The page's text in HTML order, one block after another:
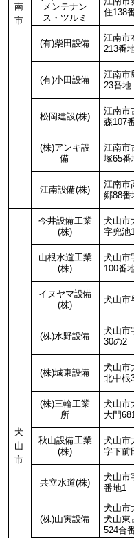
南
市
メンテナン
ス・ツルミ
住138
(有)柴田設備
江南市
213番
(有)小田設備
江南市
23番地
松岡建設(株)
江南市
森107
(株)アンキ設
備
江南市
塚65番
江南設備(株)
江南市
郷88番
犬
山
市
今井設備工業
(株)
犬山市
字兜池
山根水道工業
(株)
犬山市
100番
イヌヤマ設備
(株)
犬山市
(株)水野設備
犬山市
30の2
(株)城東設備
犬山市
北中根
(株)三輪工業
所
犬山市
大門
秋山設備工業
(株)
犬山市
字下前
共立水道(株)
犬山市
番地1
(株)山寅設備
犬山市
犬山東
524合